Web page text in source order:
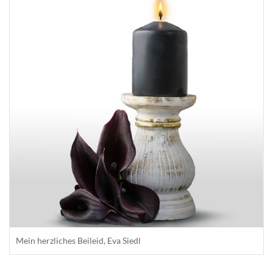
Mein herzliches Beileid, Eva Siedl